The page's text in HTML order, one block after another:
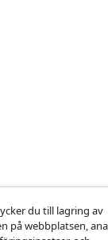
du till lagring av
på webbplatsen,